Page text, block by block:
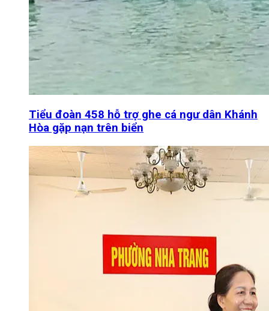
Tiểu đoàn 458 hỗ trợ ghe cá ngư dân Khánh
Hòa gặp nạn trên biển